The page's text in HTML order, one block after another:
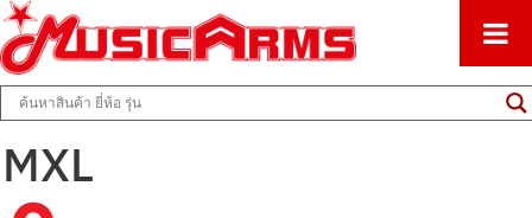
Music Arms
ศูนย์รวมครื่องดนตรีทุกชนิด ตั้งแต่เริ่มต้นถึงมืออาชีพ
MXL